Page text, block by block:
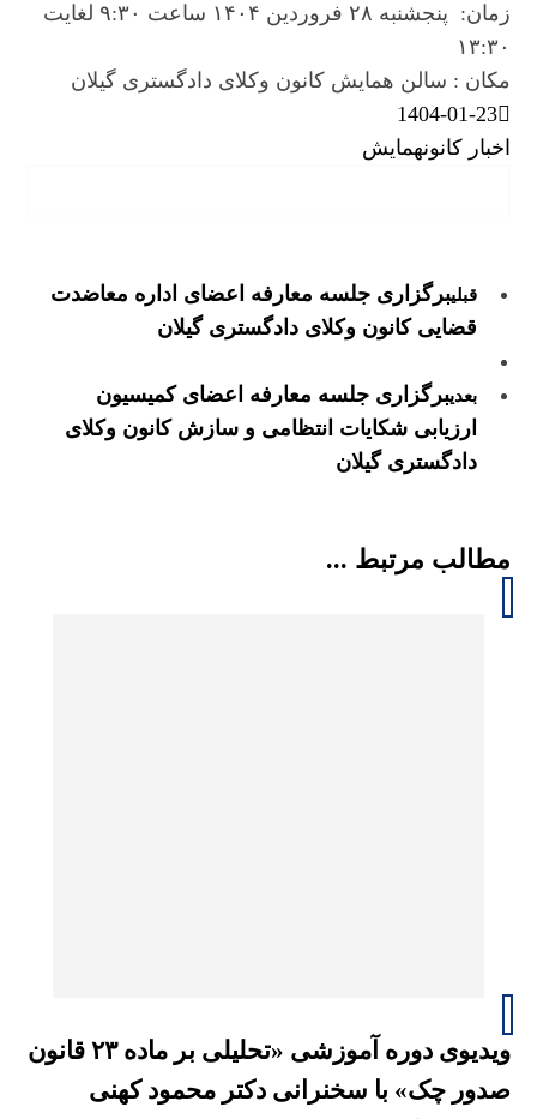
زمان: پنجشنبه ۲۸ فروردین ۱۴۰۴ ساعت ۹:۳۰ لغایت
۱۳:۳۰
مکان : سالن همایش کانون وکلای دادگستری گیلان
1404-01-23
اخبار کانونهمایش
قبلیبرگزاری جلسه معارفه اعضای اداره معاضدت
قضایی کانون وکلای دادگستری گیلان
بعدیبرگزاری جلسه معارفه اعضای کمیسیون
ارزیابی شکایات انتظامی و سازش کانون وکلای
دادگستری گیلان
مطالب مرتبط ...
ویدیوی دوره آموزشی «تحلیلی بر ماده ۲۳ قانون
صدور چک» با سخنرانی دکتر محمود کهنی